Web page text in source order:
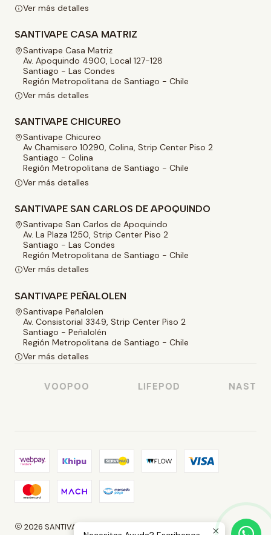
Ver más detalles
SANTIVAPE CASA MATRIZ
Santivape Casa Matriz
Av. Apoquindo 4900, Local 127-128
Santiago - Las Condes
Región Metropolitana de Santiago - Chile
Ver más detalles
SANTIVAPE CHICUREO
Santivape Chicureo
Av Chamisero 10290, Colina, Strip Center Piso 2
Santiago - Colina
Región Metropolitana de Santiago - Chile
Ver más detalles
SANTIVAPE SAN CARLOS DE APOQUINDO
Santivape San Carlos de Apoquindo
Av. La Plaza 1250, Strip Center Piso 2
Santiago - Las Condes
Región Metropolitana de Santiago - Chile
Ver más detalles
SANTIVAPE PEÑALOLEN
Santivape Peñalolen
Av. Consistorial 3349, Strip Center Piso 2
Santiago - Peñalolén
Región Metropolitana de Santiago - Chile
Ver más detalles
VOOPOO LIFEPOD NASTY
2026 SANTIVAPE.